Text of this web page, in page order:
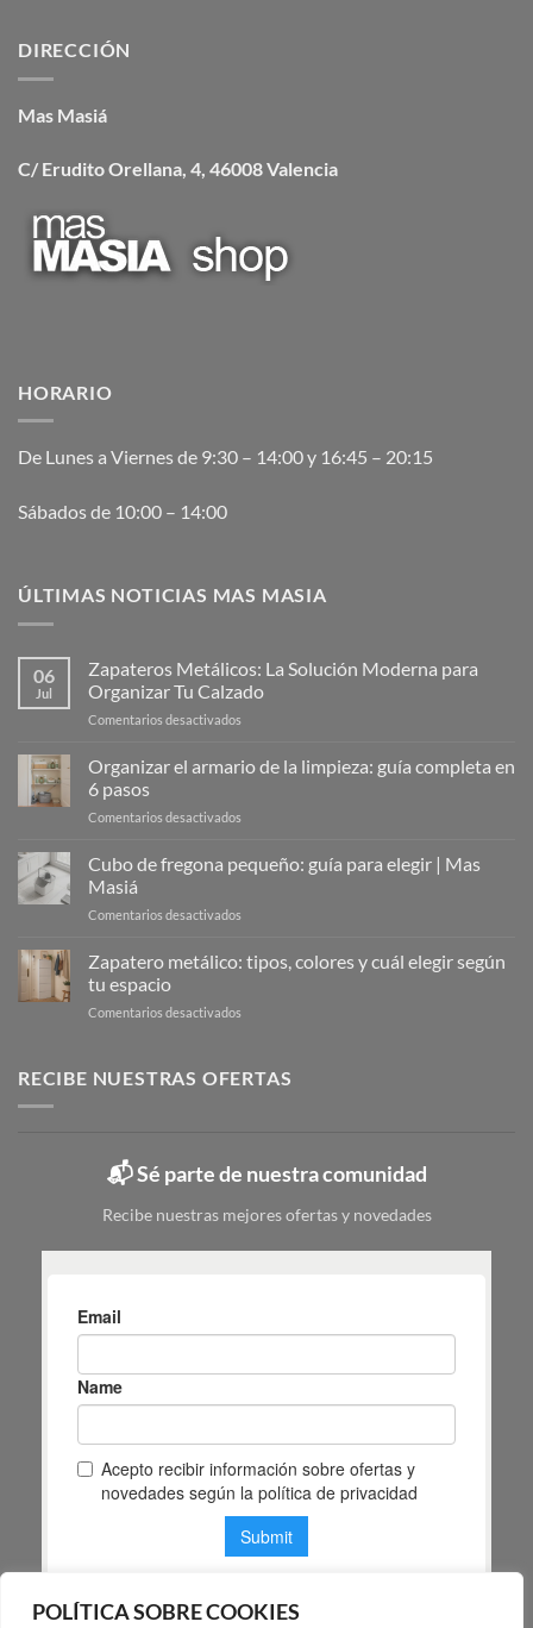
POLÍTICA SOBRE COOKIES
DIRECCIÓN
Mas Masiá
C/ Erudito Orellana, 4, 46008 Valencia
HORARIO
De Lunes a Viernes de 9:30 – 14:00 y 16:45 – 20:15
Sábados de 10:00 – 14:00
ÚLTIMAS NOTICIAS MAS MASIA
06
Jul
Zapateros Metálicos: La Solución Moderna para
Organizar Tu Calzado
Comentarios desactivados
Metálicos:
La
Organizar
Organizar el armario de la limpieza: guía completa en
6 pasos
Comentarios desactivados
armario
guía
completa
Cubo de fregona pequeño: guía para elegir | Mas
Masiá
Comentarios desactivados
de
fregona
|
Zapatero metálico: tipos, colores y cuál elegir según
tu espacio
Comentarios desactivados
tipos,
según
espacio
RECIBE NUESTRAS OFERTAS
📬 Sé parte de nuestra comunidad
Recibe nuestras mejores ofertas y novedades